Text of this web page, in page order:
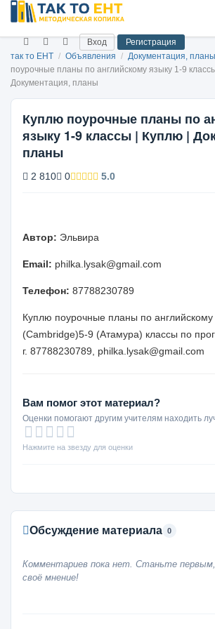
Вход
Регистрация
так то ЕНТ / Объявления / Документация, планы
поурочные планы по английскому языку 1-9
Документация, планы
Куплю поурочные планы по
языку 1-9 классы | Куплю |
планы
2 810 0 5.0
Автор: Эльвира
Email: philka.lysak@gmail.com
Телефон: 87788230789
Куплю поурочные планы по английскому
(Cambridge)5-9 (Атамура) классы по
г. 87788230789, philka.lysak@gmail.com
Вам помог этот материал?
Оценки помогают другим учителям находить
Нажмите на звезду для оценки
Обсуждение материала 0
Комментариев пока нет. Станьте
своё мнение!